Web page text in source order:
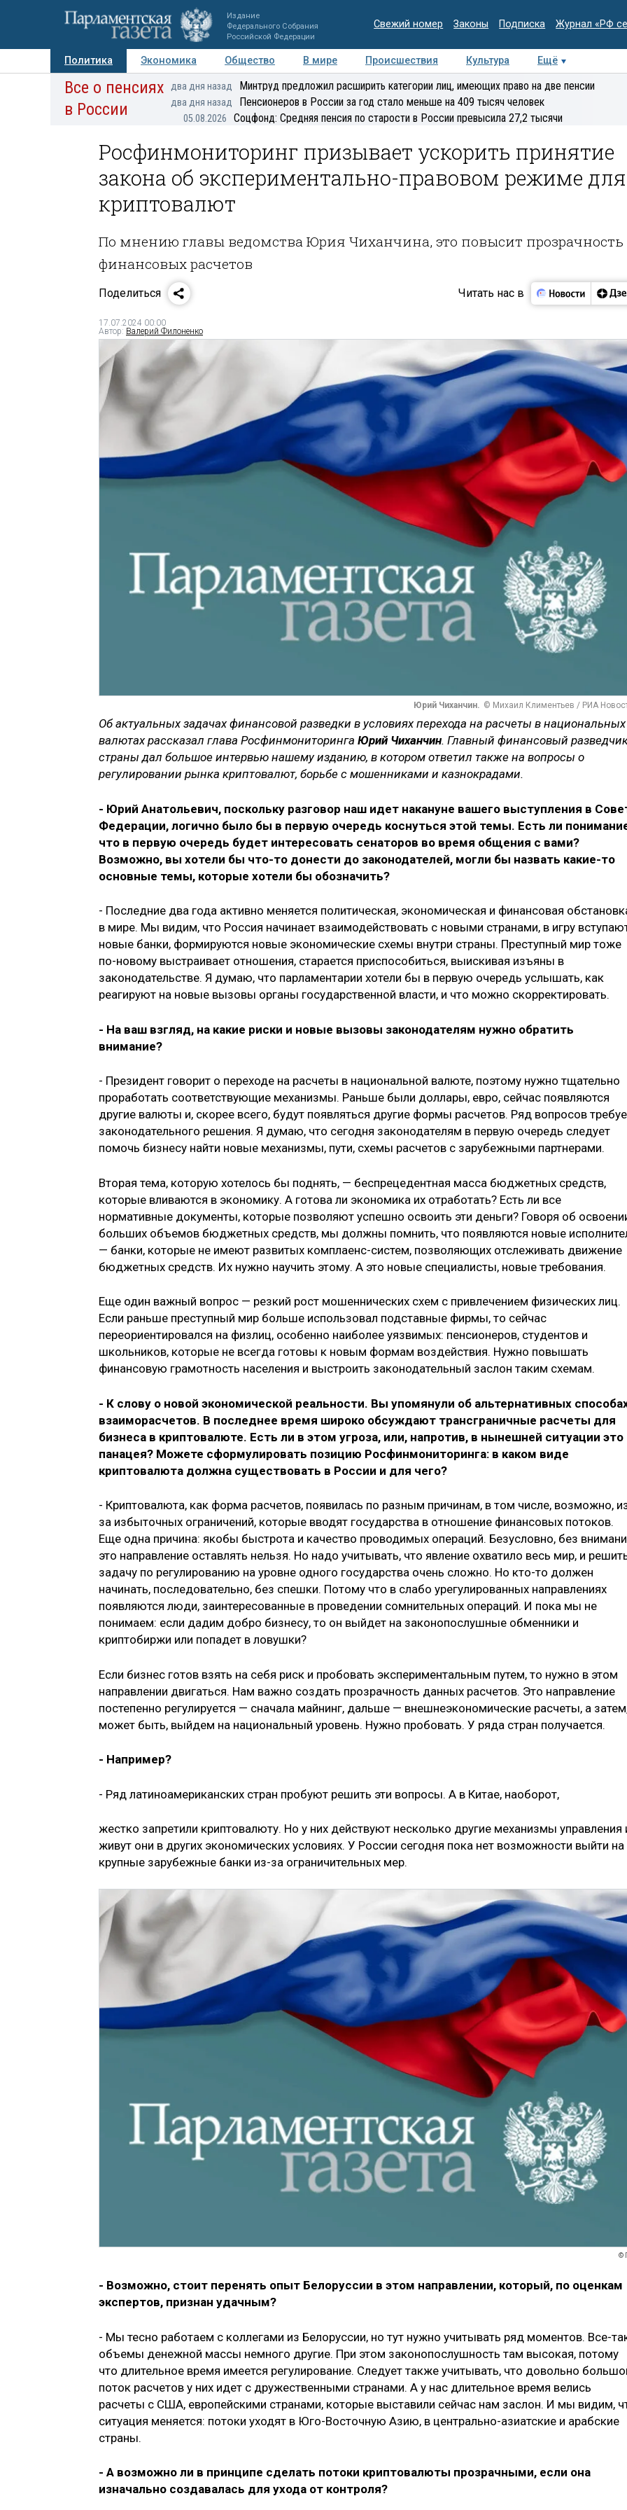
Издание
Федерального Собрания
Российской Федерации
Свежий номер Законы Подписка Журнал «РФ
Политика Экономика Общество В мире Происшествия Культура Ещё
Авторы Персоны Мнения Регионы Медиацентр Интервью Колумнисты
Деловая
Все о пенсиях
в России
два дня назад Минтруд предложил расширить категории лиц, имеющих право на две пенсии
два дня назад Пенсионеров в России за год стало меньше на 409 тысяч человек
05.08.2026 Соцфонд: Средняя пенсия по старости в России превысила 27,2 тысячи
Росфинмониторинг призывает ускорить принятие
закона об экспериментально-правовом режиме для
криптовалют
По мнению главы ведомства Юрия Чиханчина, это повысит прозрачность
финансовых расчетов
Поделиться Читать нас в
17.07.2024 00:00
Автор: Валерий Филоненко
Юрий Чиханчин. © Михаил Климентьев / РИА
Об актуальных задачах финансовой разведки в условиях перехода на расчеты в национальных
валютах рассказал глава Росфинмониторинга Юрий Чиханчин. Главный финансовый
страны дал большое интервью нашему изданию, в котором ответил также на вопросы о
регулировании рынка криптовалют, борьбе с мошенниками и казнокрадами.
- Юрий Анатольевич, поскольку разговор наш идет накануне вашего выступления в
Федерации, логично было бы в первую очередь коснуться этой темы. Есть ли
что в первую очередь будет интересовать сенаторов во время общения с вами?
Возможно, вы хотели бы что-то донести до законодателей, могли бы назвать какие-то
основные темы, которые хотели бы обозначить?
- Последние два года активно меняется политическая, экономическая и финансовая
в мире. Мы видим, что Россия начинает взаимодействовать с новыми странами, в игру
новые банки, формируются новые экономические схемы внутри страны. Преступный мир тоже
по-новому выстраивает отношения, старается приспособиться, выискивая изъяны в
законодательстве. Я думаю, что парламентарии хотели бы в первую очередь услышать, как
реагируют на новые вызовы органы государственной власти, и что можно скорректировать.
- На ваш взгляд, на какие риски и новые вызовы законодателям нужно обратить
внимание?
- Президент говорит о переходе на расчеты в национальной валюте, поэтому нужно тщательно
проработать соответствующие механизмы. Раньше были доллары, евро, сейчас появляются
другие валюты и, скорее всего, будут появляться другие формы расчетов. Ряд вопросов
законодательного решения. Я думаю, что сегодня законодателям в первую очередь следует
помочь бизнесу найти новые механизмы, пути, схемы расчетов с зарубежными партнерами.
Вторая тема, которую хотелось бы поднять, — беспрецедентная масса бюджетных средств,
которые вливаются в экономику. А готова ли экономика их отработать? Есть ли все
нормативные документы, которые позволяют успешно освоить эти деньги? Говоря об
больших объемов бюджетных средств, мы должны помнить, что появляются новые
— банки, которые не имеют развитых комплаенс-систем, позволяющих отслеживать движение
бюджетных средств. Их нужно научить этому. А это новые специалисты, новые требования.
Еще один важный вопрос — резкий рост мошеннических схем с привлечением физических лиц.
Если раньше преступный мир больше использовал подставные фирмы, то сейчас
переориентировался на физлиц, особенно наиболее уязвимых: пенсионеров, студентов и
школьников, которые не всегда готовы к новым формам воздействия. Нужно повышать
финансовую грамотность населения и выстроить законодательный заслон таким схемам.
- К слову о новой экономической реальности. Вы упомянули об альтернативных
взаиморасчетов. В последнее время широко обсуждают трансграничные расчеты для
бизнеса в криптовалюте. Есть ли в этом угроза, или, напротив, в нынешней ситуации это
панацея? Можете сформулировать позицию Росфинмониторинга: в каком виде
криптовалюта должна существовать в России и для чего?
- Криптовалюта, как форма расчетов, появилась по разным причинам, в том числе, возможно,
за избыточных ограничений, которые вводят государства в отношение финансовых потоков.
Еще одна причина: якобы быстрота и качество проводимых операций. Безусловно, без
это направление оставлять нельзя. Но надо учитывать, что явление охватило весь мир, и
задачу по регулированию на уровне одного государства очень сложно. Но кто-то должен
начинать, последовательно, без спешки. Потому что в слабо урегулированных направлениях
появляются люди, заинтересованные в проведении сомнительных операций. И пока мы не
понимаем: если дадим добро бизнесу, то он выйдет на законопослушные обменники и
криптобиржи или попадет в ловушки?
Если бизнес готов взять на себя риск и пробовать экспериментальным путем, то нужно в этом
направлении двигаться. Нам важно создать прозрачность данных расчетов. Это направление
постепенно регулируется — сначала майнинг, дальше — внешнеэкономические расчеты, а
может быть, выйдем на национальный уровень. Нужно пробовать. У ряда стран получается.
- Например?
- Ряд латиноамериканских стран пробуют решить эти вопросы. А в Китае, наоборот,
жестко запретили криптовалюту. Но у них действуют несколько другие механизмы управления
живут они в других экономических условиях. У России сегодня пока нет возможности выйти на
крупные зарубежные банки из-за ограничительных мер.
©
- Возможно, стоит перенять опыт Белоруссии в этом направлении, который, по оценкам
экспертов, признан удачным?
- Мы тесно работаем с коллегами из Белоруссии, но тут нужно учитывать ряд моментов. Все-
объемы денежной массы немного другие. При этом законопослушность там высокая, потому
что длительное время имеется регулирование. Следует также учитывать, что довольно
поток расчетов у них идет с дружественными странами. А у нас длительное время велись
расчеты с США, европейскими странами, которые выставили сейчас нам заслон. И мы видим,
ситуация меняется: потоки уходят в Юго-Восточную Азию, в центрально-азиатские и арабские
страны.
- А возможно ли в принципе сделать потоки криптовалюты прозрачными, если она
изначально создавалась для ухода от контроля?